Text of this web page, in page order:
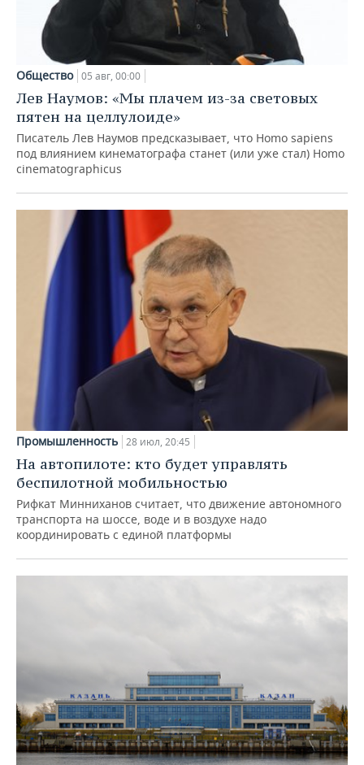
Общество 05 авг, 00:00
Лев Наумов: «Мы плачем из-за световых
пятен на целлулоиде»
Писатель Лев Наумов предсказывает, что Homo sapiens
под влиянием кинематографа станет (или уже стал) Homo
cinematographicus
Промышленность 28 июл, 20:45
На автопилоте: кто будет управлять
беспилотной мобильностью
Рифкат Минниханов считает, что движение автономного
транспорта на шоссе, воде и в воздухе надо
координировать с единой платформы